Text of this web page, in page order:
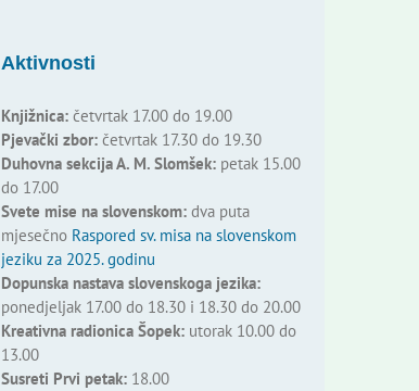
Aktivnosti
Knjižnica:četvrtak 17.00 do 19.00
Pjevački zbor:četvrtak 17.30 do 19.30
Duhovna sekcija A. M. Slomšek:petak 15.00
do 17.00
Svete mise na slovenskom:dva puta
mjesečno Raspored sv. misa na slovenskom
jeziku za 2025. godinu
Dopunska nastava slovenskoga jezika:
ponedjeljak 17.00 do 18.30 i 18.30 do 20.00
Kreativna radionica Šopek:utorak 10.00 do
13.00
Susreti Prvi petak:18.00